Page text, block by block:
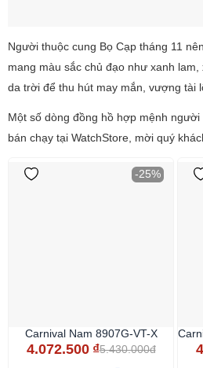
Người thuộc cung Bọ Cạp tháng 11
mang màu sắc chủ đạo như xanh
da trời để thu hút may mắn, vượng tài
Một số dòng đồng hồ hợp mệnh
bán chạy tại WatchStore, mời quý
-25%
Carnival Nam 8907G-VT-X
4.072.500 ₫5.430.000đ